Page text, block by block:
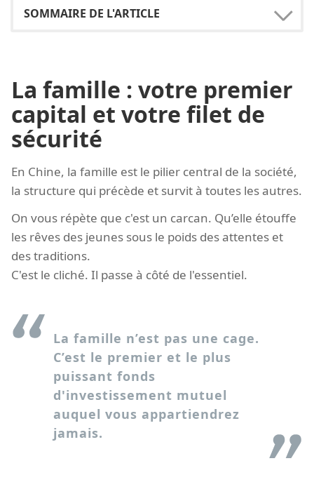
La famille : votre premier
capital et votre filet de
sécurité
En Chine, la famille est le pilier central de la société,
la structure qui précède et survit à toutes les autres.
On vous répète que c'est un carcan. Qu’elle étouffe
les rêves des jeunes sous le poids des attentes et
des traditions.
C'est le cliché. Il passe à côté de l'essentiel.
La famille n’est pas une cage.
C’est le premier et le plus
puissant fonds
d'investissement mutuel
auquel vous appartiendrez
jamais.